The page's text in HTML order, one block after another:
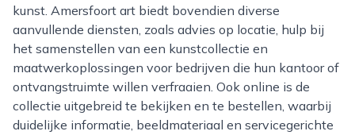
kunst. Amersfoort art biedt bovendien diverse
aanvullende diensten, zoals advies op locatie, hulp bij
het samenstellen van een kunstcollectie en
maatwerkoplossingen voor bedrijven die hun kantoor of
ontvangstruimte willen verfraaien. Ook online is de
collectie uitgebreid te bekijken en te bestellen, waarbij
duidelijke informatie, beeldmateriaal en servicegerichte